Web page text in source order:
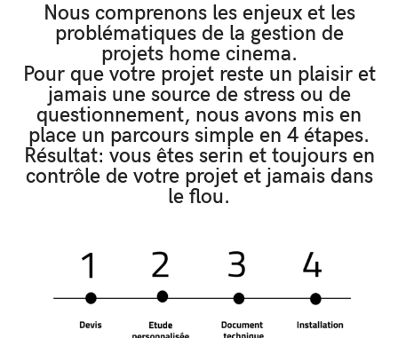
Nous comprenons les enjeux et les
problématiques de la gestion de
projets home cinema.
Pour que votre projet reste un plaisir et
jamais une source de stress ou de
questionnement, nous avons mis en
place un parcours simple en 4 étapes.
Résultat: vous êtes serin et toujours en
contrôle de votre projet et jamais dans
le flou.